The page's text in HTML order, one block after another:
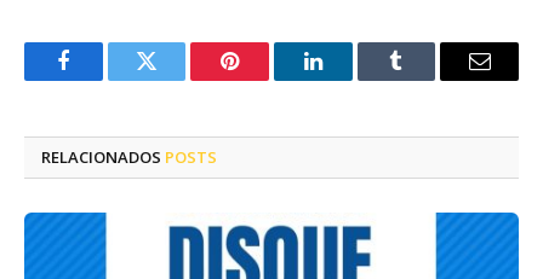
FacebookTwitter Pinterest LinkedInTumblr
E-
RELACIONADOS POSTS